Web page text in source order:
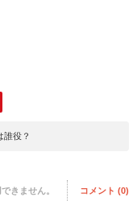
誰役？
きません。 コメント (0)